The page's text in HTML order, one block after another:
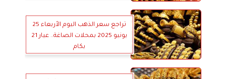
تراجع سعر الذهب اليوم الأربعاء 25
يونيو 2025 بمحلات الصاغة.. عيار 21
بكام